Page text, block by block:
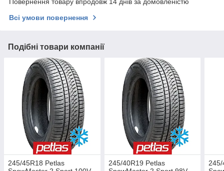
Повернення товару впродовж 14 днів за домовленістю
Всі умови повернення
Подібні товари компанії
245/45R18 Petlas
245/40R19 Petlas